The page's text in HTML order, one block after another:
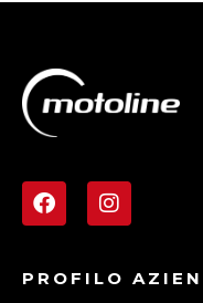
PROFILO